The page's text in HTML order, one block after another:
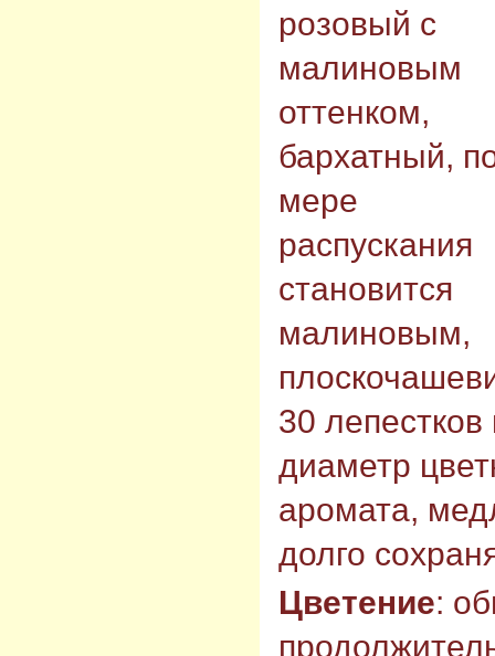
розовый с
малиновым
оттенком,
бархатный,
мере
распускания
становится
малиновым,
30
диаметр
аромата,
долго
Цветение: